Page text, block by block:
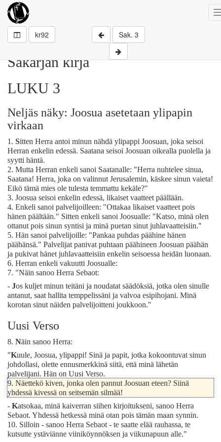
kr92
Sak. 3
Sakarjan kirja
LUKU 3
Neljäs näky: Joosua asetetaan ylipapin
virkaan
1. Sitten Herra antoi minun nähdä ylipappi Joosuan, joka seisoi
Herran enkelin edessä. Saatana seisoi Joosuan oikealla puolella ja
syytti häntä.
2. Mutta Herran enkeli sanoi Saatanalle: "Herra nuhtelee sinua,
Saatana! Herra, joka on valinnut Jerusalemin, käskee sinun vaieta!
Eikö tämä mies ole tulesta temmattu kekäle?"
3. Joosua seisoi enkelin edessä, likaiset vaatteet päällään.
4. Enkeli sanoi palvelijoilleen: "Ottakaa likaiset vaatteet pois
hänen päältään." Sitten enkeli sanoi Joosualle: "Katso, minä olen
ottanut pois sinun syntisi ja minä puetan sinut juhlavaatteisiin."
5. Hän sanoi palvelijoille: "Pankaa puhdas päähine hänen
päähänsä." Palvelijat panivat puhtaan päähineen Joosuan päähän
ja pukivat hänet juhlavaatteisiin enkelin seisoessa heidän luonaan.
6. Herran enkeli vakuutti Joosualle:
7. "Näin sanoo Herra Sebaot:
- Jos kuljet minun teitäni ja noudatat säädöksiä, jotka olen sinulle
antanut, saat hallita temppelissäni ja valvoa esipihojani. Minä
korotan sinut näiden palvelijoitteni joukkoon."
Uusi Verso
8. Näin sanoo Herra:
"Kuule, Joosua, ylipappi! Sinä ja papit, jotka kokoontuvat sinun
johdollasi, olette ennusmerkkinä siitä, että minä lähetän
palvelijani. Hän on Uusi Verso.
9. Näettekö kiven, jonka olen pannut Joosuan eteen? Siinä
yhdessä kivessä on seitsemän silmää!
- Katsokaa, minä kaiverran siihen kirjoitukseni, sanoo Herra
Sebaot. Yhdessä hetkessä minä otan pois tämän maan synnin.
10. Silloin - sanoo Herra Sebaot - te saatte elää rauhassa, te
kutsutte ystäviänne viiniköynnöksen ja viikunapuun alle."